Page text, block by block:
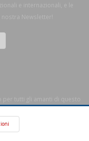
e internazionali, e le
Newsletter!
per tutti gli amanti di questo